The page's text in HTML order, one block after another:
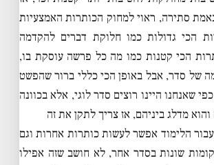
סתירה, ראוי למחוק הכותרות האמצעיות
הכי גדולות כמו חלוקת דברים להקדמה
הכי קטנות כמו מה כל פרשה עוסקת בו,
של סדר, אבל באופן הכי כללי ברור שהפשט
שאנחנו היינו רוצים סדר לוגי, אלא בכוונה
מדלג ביניהם, אז צריך לתקן את זה
הלימוד אפשר לעשות כותרות אחרות וגם
שונות בסדר אחר, לא חושב שזה אפילו